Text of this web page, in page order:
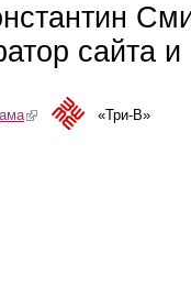
сайта
(link is external)«Три-В»